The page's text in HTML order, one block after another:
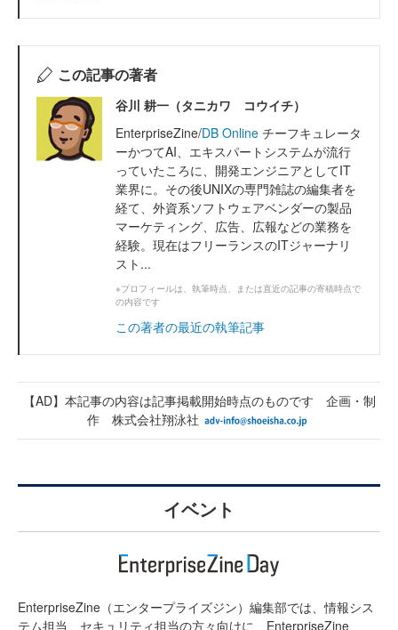
この記事の著者
谷川 耕一（タニカワ コウイチ）
EnterpriseZine/DB Online チーフキュレータ
ーかつてAI、エキスパートシステムが流行
っていたころに、開発エンジニアとしてIT
業界に。その後UNIXの専門雑誌の編集者を
経て、外資系ソフトウェアベンダーの製品
マーケティング、広告、広報などの業務を
経験。現在はフリーランスのITジャーナリ
スト...
※プロフィールは、執筆時点、または直近の記事の寄稿時点で
の内容です
この著者の最近の執筆記事
【AD】本記事の内容は記事掲載開始時点のものです 企画・制
作 株式会社翔泳社
イベント
EnterpriseZine（エンタープライズジン）編集部では、情報シス
テム担当、セキュリティ担当の方々向けに、EnterpriseZine